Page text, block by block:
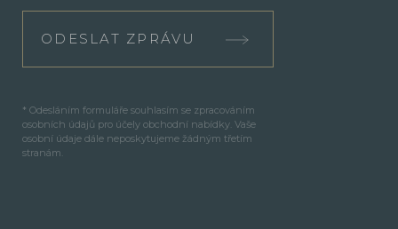
ODESLAT ZPRÁVU
* Odesláním formuláře souhlasím se zpracováním
osobních údajů pro účely obchodní nabídky. Vaše
osobní údaje dále neposkytujeme žádným třetím
stranám.